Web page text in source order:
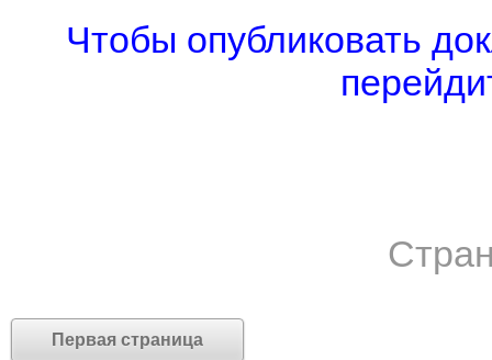
Чтобы опубликовать
Первая страница